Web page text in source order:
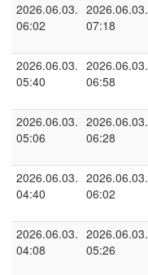
2026.06.03.
06:02
2026.06.03.
07:18
2026.06.03.
05:40
2026.06.03.
06:58
2026.06.03.
05:06
2026.06.03.
06:28
2026.06.03.
04:40
2026.06.03.
06:02
2026.06.03.
04:08
2026.06.03.
05:26